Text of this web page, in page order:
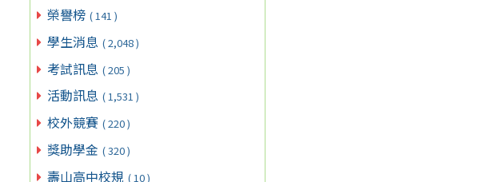
榮譽榜 ( 141 )
學生消息 ( 2,048 )
考試訊息 ( 205 )
活動訊息 ( 1,531 )
校外競賽 ( 220 )
獎助學金 ( 320 )
壽山高中校規 ( 10 )